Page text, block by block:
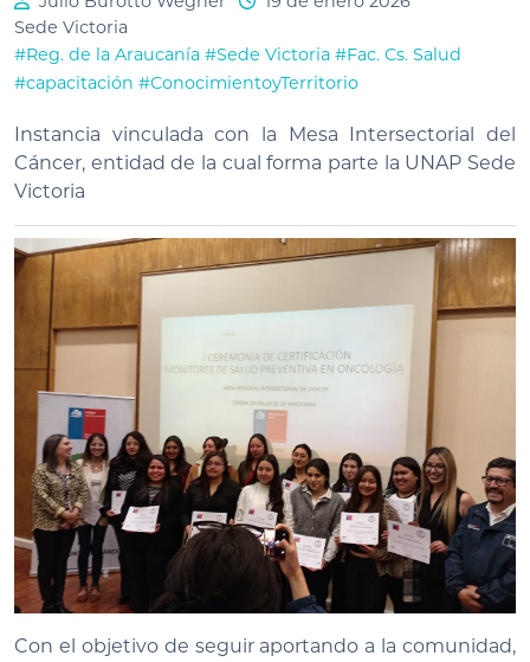
Sede Victoria
#Reg. de la Araucanía #Sede Victoria #Fac. Cs. Salud
#capacitación #ConocimientoyTerritorio
Instancia vinculada con la Mesa Intersectorial del
Cáncer, entidad de la cual forma parte la UNAP Sede
Victoria
Con el objetivo de seguir aportando a la comunidad,